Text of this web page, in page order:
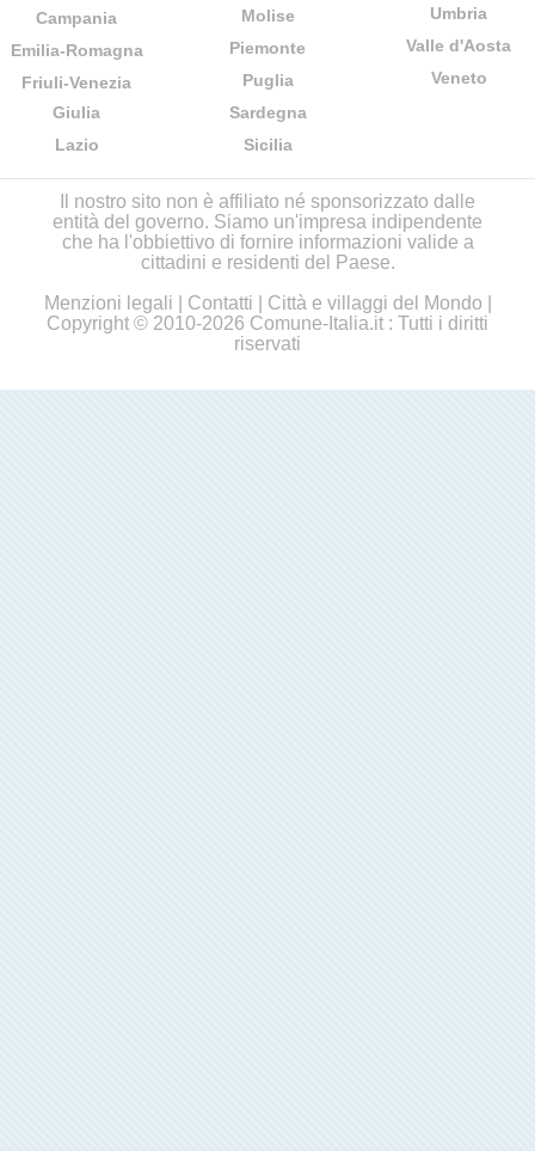
Campania
Emilia-Romagna
Friuli-Venezia
Giulia
Lazio
Molise
Piemonte
Puglia
Sardegna
Sicilia
Umbria
Valle d'Aosta
Veneto
Il nostro sito non è affiliato né sponsorizzato dalle
entità del governo. Siamo un'impresa indipendente
che ha l'obbiettivo di fornire informazioni valide a
cittadini e residenti del Paese.
Menzioni legali
Contatti Città e villaggi del Mondo
Copyright © 2010-2026 Comune-Italia.it : Tutti i diritti
riservati